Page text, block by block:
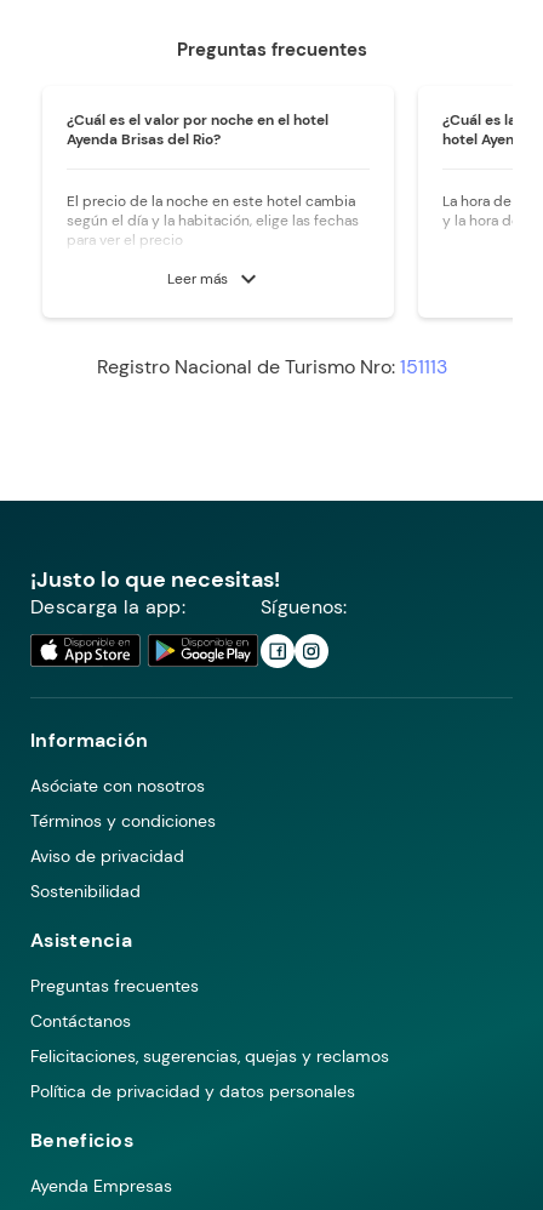
Preguntas frecuentes
¿Cuál es el valor por noche en el hotel
Ayenda Brisas del Rio?
El precio de la noche en este hotel cambia
según el día y la habitación, elige las fechas
para ver el precio
Leer más
expand_more
¿Cuál es la
hotel Ayenda
La hora de
y la hora de
Registro Nacional de Turismo Nro: 151113
¡Justo lo que necesitas!
Descarga la app: Síguenos:
Información
Asóciate con nosotros
Términos y condiciones
Aviso de privacidad
Sostenibilidad
Asistencia
Preguntas frecuentes
Contáctanos
Felicitaciones, sugerencias, quejas y reclamos
Política de privacidad y datos personales
Beneficios
Ayenda Empresas